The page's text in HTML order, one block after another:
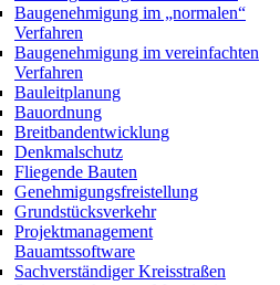
Baugenehmigung im „normalen“
Verfahren
Baugenehmigung im vereinfachten
Verfahren
Bauleitplanung
Bauordnung
Breitbandentwicklung
Denkmalschutz
Fliegende Bauten
Genehmigungsfreistellung
Grundstücksverkehr
Projektmanagement
Bauamtssoftware
Sachverständiger Kreisstraßen